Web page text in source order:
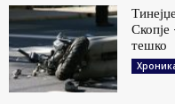
тешко